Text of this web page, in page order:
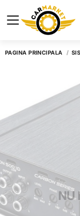
PAGINA PRINCIPALĂ
NU